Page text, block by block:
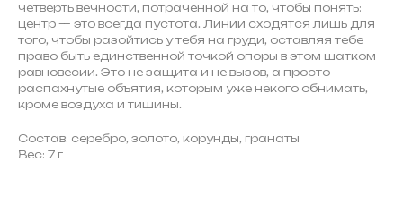
четверть вечности, потраченной на то, чтобы понять:
центр — это всегда пустота. Линии сходятся лишь для
того, чтобы разойтись у тебя на груди, оставляя тебе
право быть единственной точкой опоры в этом шатком
равновесии. Это не защита и не вызов, а просто
распахнутые объятия, которым уже некого обнимать,
кроме воздуха и тишины.
Состав: серебро, золото, корунды, гранаты
Вес: 7 г